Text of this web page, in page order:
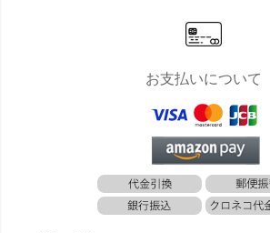
お支払いについて